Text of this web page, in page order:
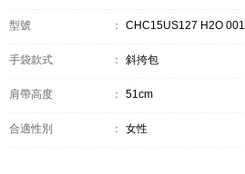
型號 ： CHC15US127 H2O 001
手袋款式 ： 斜挎包
肩帶高度 ： 51cm
合適性別 ： 女性